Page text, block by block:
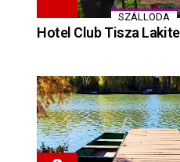
SZÁLLODA
Hotel Club Tisza